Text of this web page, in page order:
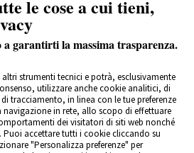
le cose a cui tieni,
garantirti la massima trasparenza.
strumenti tecnici e potrà, esclusivamente
utilizzare anche cookie analitici, di
tracciamento, in linea con le tue preferenze
navigazione in rete, allo scopo di effettuare
dei visitatori di siti web nonché
Puoi accettare tutti i cookie cliccando su
"Personalizza preferenze" per
con l’acquisto online.
di sessanta giorni dal momento in cui
sulla base del prodotto in distribuzione al
Il preventivo decade e deve considerarsi
della manifestazione d'interesse da
sia più in distribuzione o sia stato
secondo quanto pubblicato sul sito
di sottoscrizione online della
il prodotto assicurativo adeguato alle tue
verrà compilato il questionario di